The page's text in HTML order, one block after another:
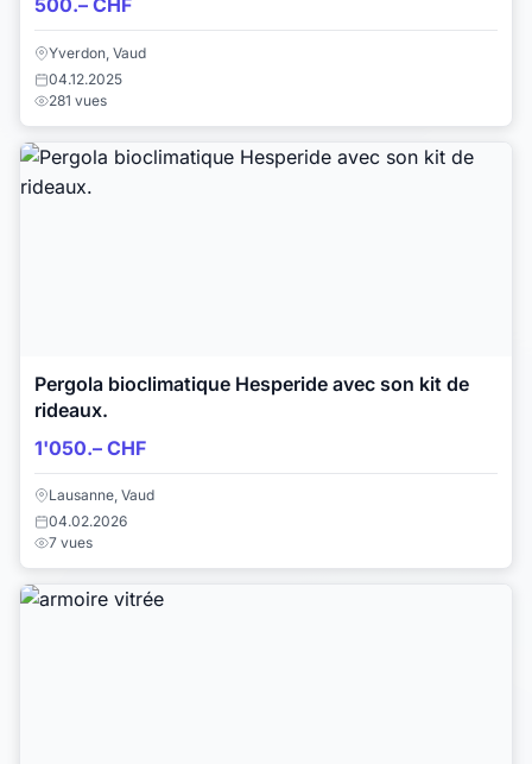
500.– CHF
Yverdon, Vaud
04.12.2025
281 vues
Pergola bioclimatique Hesperide avec son kit de
rideaux.
1'050.– CHF
Lausanne, Vaud
04.02.2026
7 vues